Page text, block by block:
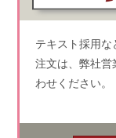
テキスト採用
注文は、弊社
わせください。